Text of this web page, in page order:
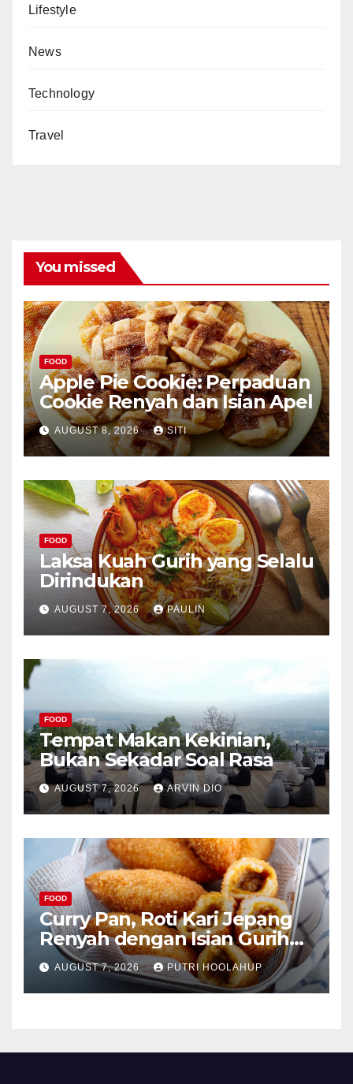
Lifestyle
News
Technology
Travel
You missed
FOOD
Apple Pie Cookie: Perpaduan
Cookie Renyah dan Isian Apel
AUGUST 8, 2026 SITI
FOOD
Laksa Kuah Gurih yang Selalu
Dirindukan
AUGUST 7, 2026 PAULIN
FOOD
Tempat Makan Kekinian,
Bukan Sekadar Soal Rasa
AUGUST 7, 2026 ARVIN DIO
FOOD
Curry Pan, Roti Kari Jepang
Renyah dengan Isian Gurih
Menggoda
AUGUST 7, 2026 PUTRI HOOLAHUP